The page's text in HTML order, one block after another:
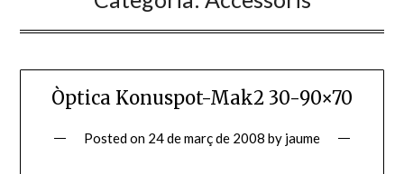
Òptica Konuspot-Mak2 30-90×70
Posted on 24 de març de 2008 by jaume